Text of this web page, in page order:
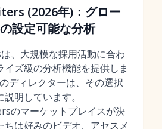
(2026年)：グロー
設定可能な分析
、大規模な採用活動に合わ
ズ級の分析機能を提供しま
ディレクターは、その選択
明しています。
のマーケットプレイスが決
ちは好みのビデオ、アセスメ